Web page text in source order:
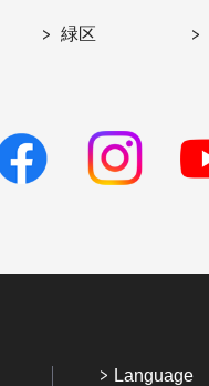
緑区
Language